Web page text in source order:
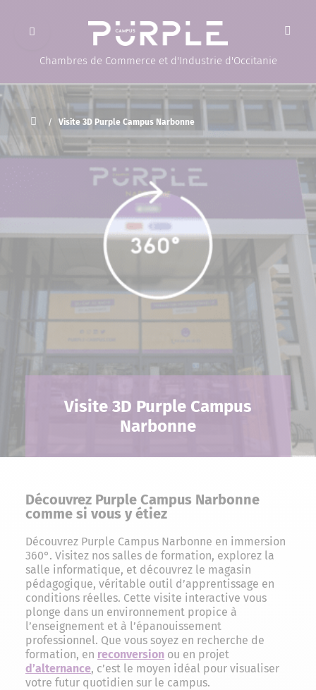
Ouvrir le menu
Chambres de Commerce et d'Industrie d'Occitanie
Accueil
/ Visite 3D Purple Campus Narbonne
Visite 3D Purple Campus
Narbonne
Découvrez Purple Campus Narbonne
comme si vous y étiez
Découvrez Purple Campus Narbonne en immersion
360°. Visitez nos salles de formation, explorez la
salle informatique, et découvrez le magasin
pédagogique, véritable outil d’apprentissage en
conditions réelles. Cette visite interactive vous
plonge dans un environnement propice à
l’enseignement et à l’épanouissement
professionnel. Que vous soyez en recherche de
formation, en reconversion ou en projet
d’alternance, c’est le moyen idéal pour visualiser
votre futur quotidien sur le campus.